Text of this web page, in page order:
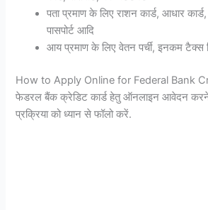
पता प्रमाण के लिए राशन कार्ड, आधार
पासपोर्ट आदि
आय प्रमाण के लिए वेतन पर्ची, इनकम टैक्स
How to Apply Online for Federal Bank
फेडरल बैंक क्रेडिट कार्ड हेतु ऑनलाइन आवेदन करने
प्रक्रिया को ध्यान से फॉलो करें.